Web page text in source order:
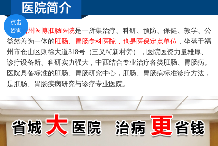
福州医博肛肠医院是一所集治疗、科研、预防、保健、教学、公
益慈善为一体的肛肠、胃肠专科医院，也是医保定点单位 ，坐落于福
州市仓山区则徐大道318号（三叉街新村旁），医院医资力量雄厚、
诊疗设备新、科研实力强大，中西结合专业治疗各类肛肠、胃肠病。
医院具备标准的肛肠、胃肠研究中心，肛肠、胃肠病标准诊疗方法，
是肛肠、胃肠疾病研究与诊疗专业医院。
点击
咨询
点击
咨询